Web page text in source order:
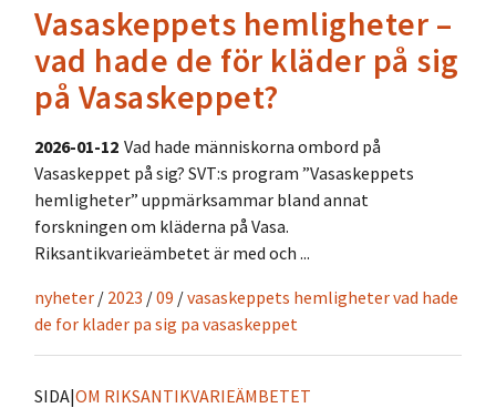
Vasaskeppets hemligheter –
vad hade de för kläder på sig
på Vasaskeppet?
2026-01-12 Vad hade människorna ombord på
Vasaskeppet på sig? SVT:s program ”Vasaskeppets
hemligheter” uppmärksammar bland annat
forskningen om kläderna på Vasa.
Riksantikvarieämbetet är med och ...
nyheter / 2023 /09 /vasaskeppets hemligheter vad hade
de for klader pa sig pa vasaskeppet
SIDA|OM RIKSANTIKVARIEÄMBETET